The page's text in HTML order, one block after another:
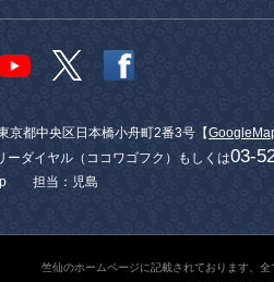
都中央区日本橋小舟町2番3号【
ーダイヤル（ココワゴフク）もしくは03-
担当：児島
竺仙のホームページに記載されております、